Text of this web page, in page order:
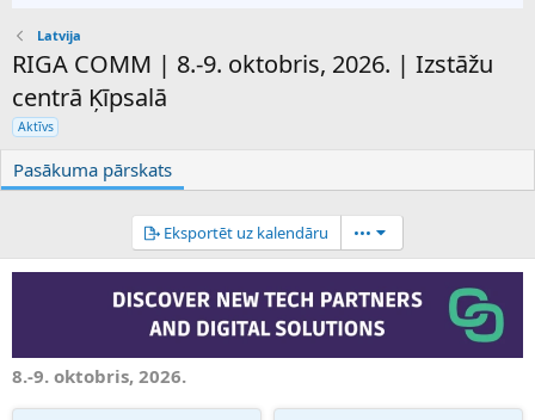
Latvija
RIGA COMM | 8.-9. oktobris, 2026. | Izstāžu
centrā Ķīpsalā
Aktīvs
Pasākuma pārskats
Eksportēt uz kalendāru •••
8.-9. oktobris, 2026.